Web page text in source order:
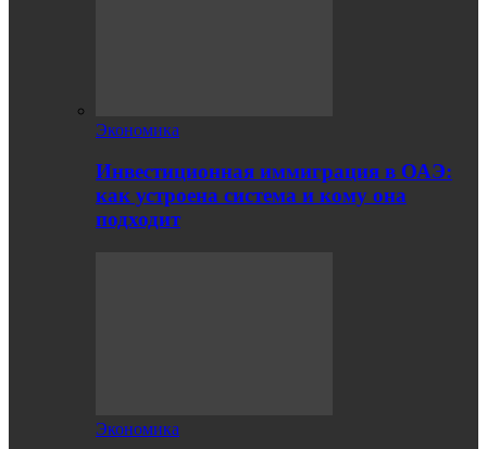
Экономика
Инвестиционная иммиграция в ОАЭ:
как устроена система и кому она
подходит
Экономика